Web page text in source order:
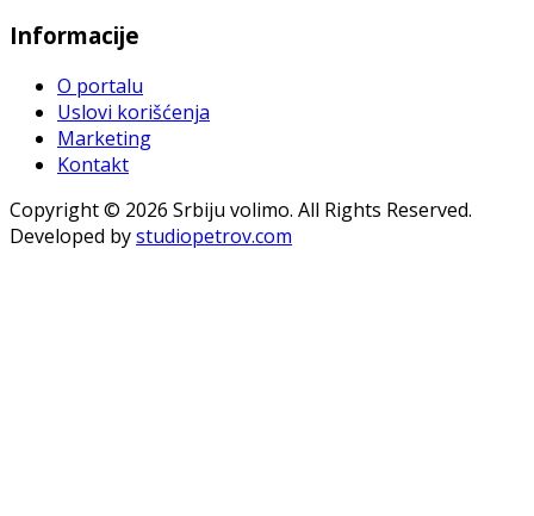
Informacije
O portalu
Uslovi korišćenja
Marketing
Kontakt
Copyright © 2026 Srbiju volimo. All Rights Reserved.
Developed bystudiopetrov.com